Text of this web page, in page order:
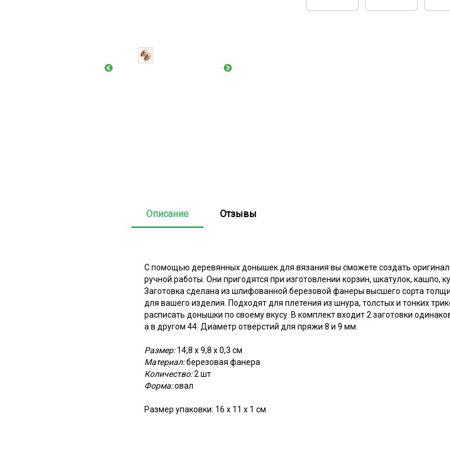
Описание Отзывы
С помощью деревянных донышек для вязания вы сможете создать
ручной работы. Они пригодятся при изготовлении корзин, шкатулок, кашпо,
Заготовка сделана из шлифованной березовой фанеры высшего сорта
для вашего изделия. Подходят для плетения из шнура, толстых и тонких
расписать донышки по своему вкусу. В комплект входит 2 заготовки
а в другом 44. Диаметр отверстий для пряжи 8 и 9 мм.
Размер:14,8 х 9,8 х 0,3 см
Материал:березовая фанера
Количество:2 шт
Форма:овал
Размер упаковки: 16 х 11 х 1 см